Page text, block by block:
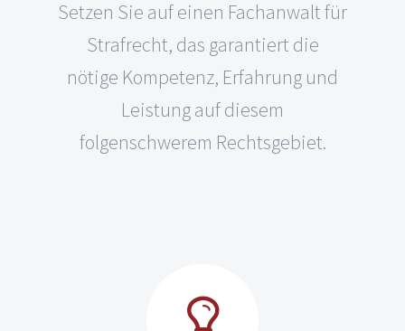
Setzen Sie auf einen Fachanwalt für
Strafrecht, das garantiert die
nötige Kompetenz, Erfahrung und
Leistung auf diesem
folgenschwerem Rechtsgebiet.